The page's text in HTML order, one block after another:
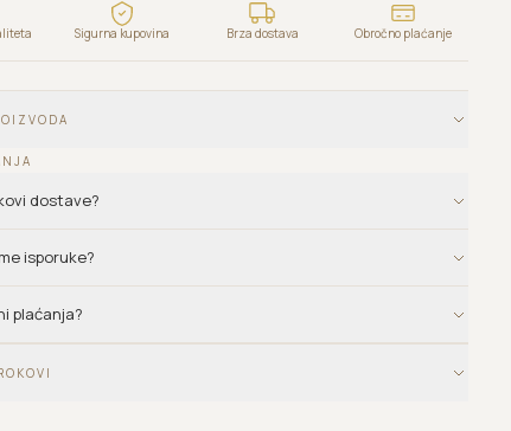
Sigurna kupovina Brza dostava Obročno plaćanje
dostave?
isporuke?
plaćanja?